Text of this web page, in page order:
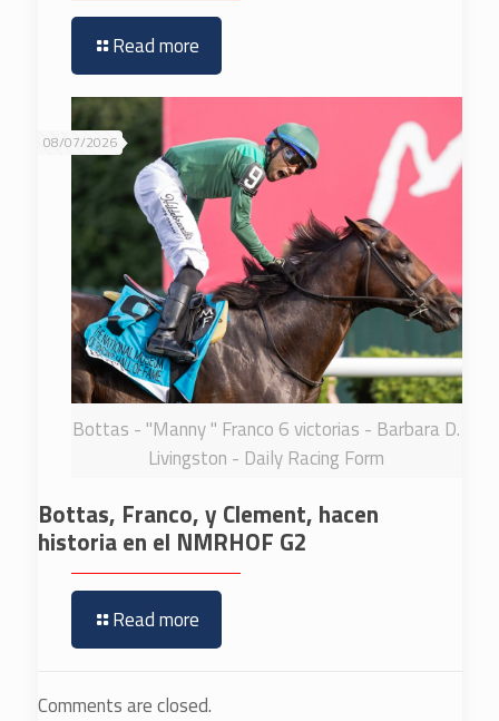
Read more
Bottas - "Manny " Franco 6 victorias - Barbara D.
Livingston - Daily Racing Form
08/07/2026
Bottas, Franco, y Clement, hacen
historia en el NMRHOF G2
Read more
Comments are closed.